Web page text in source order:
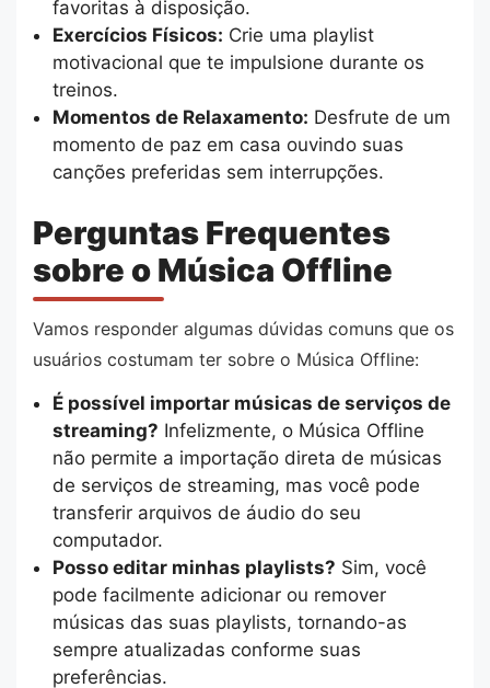
favoritas à disposição.
Exercícios Físicos: Crie uma playlist
motivacional que te impulsione durante os
treinos.
Momentos de Relaxamento: Desfrute de um
momento de paz em casa ouvindo suas
canções preferidas sem interrupções.
Perguntas Frequentes
sobre o Música Offline
Vamos responder algumas dúvidas comuns que os
usuários costumam ter sobre o Música Offline:
É possível importar músicas de serviços de
streaming? Infelizmente, o Música Offline
não permite a importação direta de músicas
de serviços de streaming, mas você pode
transferir arquivos de áudio do seu
computador.
Posso editar minhas playlists? Sim, você
pode facilmente adicionar ou remover
músicas das suas playlists, tornando-as
sempre atualizadas conforme suas
preferências.